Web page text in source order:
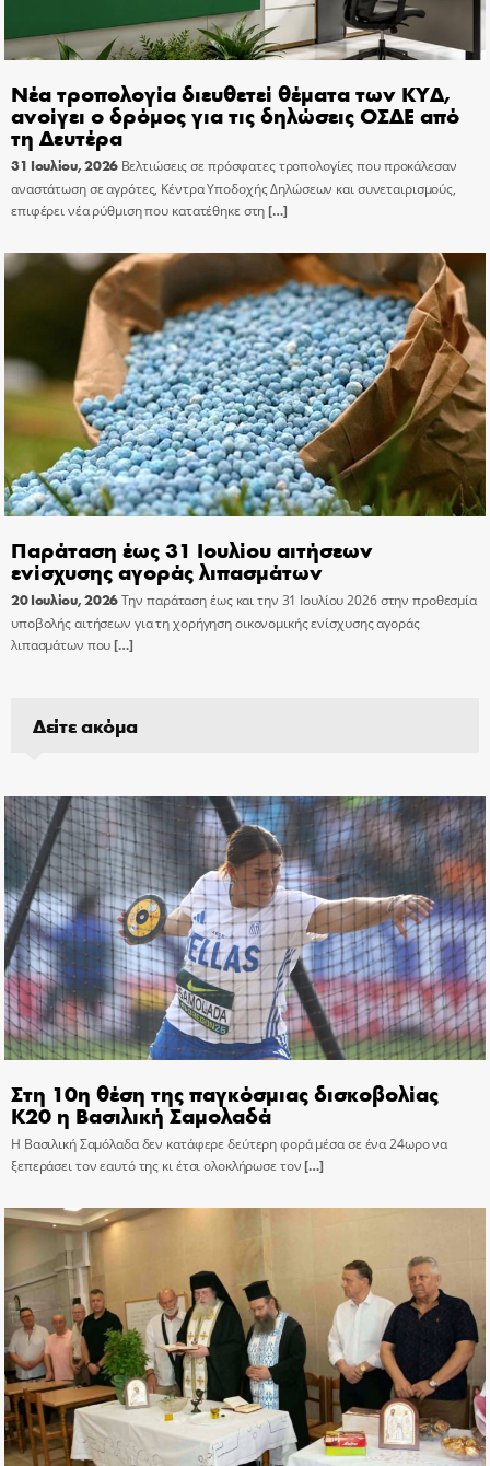
Νέα τροπολογία διευθετεί θέματα των ΚΥΔ,
ανοίγει ο δρόμος για τις δηλώσεις ΟΣΔΕ από
τη Δευτέρα
31 Ιουλίου, 2026 Βελτιώσεις σε πρόσφατες τροπολογίες που προκάλεσαν
αναστάτωση σε αγρότες, Κέντρα Υποδοχής Δηλώσεων και συνεταιρισμούς,
επιφέρει νέα ρύθμιση που κατατέθηκε στη[…]
Παράταση έως 31 Ιουλίου αιτήσεων
ενίσχυσης αγοράς λιπασμάτων
20 Ιουλίου, 2026Την παράταση έως και την 31 Ιουλίου 2026 στην προθεσμία
υποβολής αιτήσεων για τη χορήγηση οικονομικής ενίσχυσης αγοράς
λιπασμάτων που[…]
Δείτε ακόμα
Στη 10η θέση της παγκόσμιας δισκοβολίας
Κ20 η Βασιλική Σαμολαδά
Η Βασιλική Σαμόλαδα δεν κατάφερε δεύτερη φορά μέσα σε ένα 24ωρο να
ξεπεράσει τον εαυτό της κι έτσι ολοκλήρωσε τον[…]